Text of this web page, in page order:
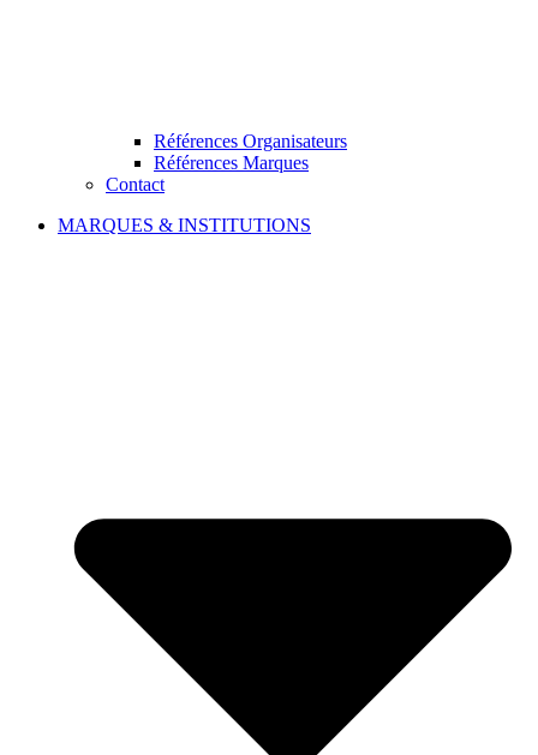
Références Organisateurs
Références Marques
Contact
MARQUES & INSTITUTIONS